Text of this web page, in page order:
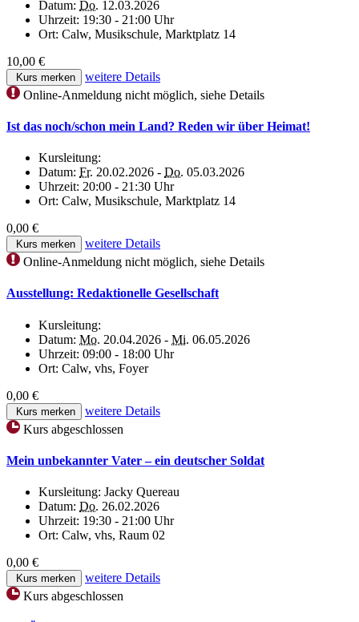
Datum: Do. 12.03.2026
Uhrzeit: 19:30 - 21:00 Uhr
Ort: Calw, Musikschule, Marktplatz 14
10,00 €
Kurs merken
weitere Details
Online-Anmeldung nicht möglich, siehe Details
Ist das noch/schon mein Land? Reden wir über Heimat!
Kursleitung:
Datum: Fr. 20.02.2026 - Do. 05.03.2026
Uhrzeit: 20:00 - 21:30 Uhr
Ort: Calw, Musikschule, Marktplatz 14
0,00 €
Kurs merken
weitere Details
Online-Anmeldung nicht möglich, siehe Details
Ausstellung: Redaktionelle Gesellschaft
Kursleitung:
Datum: Mo. 20.04.2026 - Mi. 06.05.2026
Uhrzeit: 09:00 - 18:00 Uhr
Ort: Calw, vhs, Foyer
0,00 €
Kurs merken
weitere Details
Kurs abgeschlossen
Mein unbekannter Vater – ein deutscher Soldat
Kursleitung: Jacky Quereau
Datum: Do. 26.02.2026
Uhrzeit: 19:30 - 21:00 Uhr
Ort: Calw, vhs, Raum 02
0,00 €
Kurs merken
weitere Details
Kurs abgeschlossen